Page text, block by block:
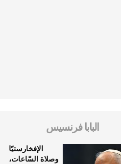
البابا فرنسيس
الإفخارستيّا
وصلاة السّاعات،